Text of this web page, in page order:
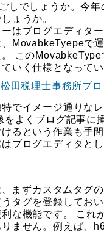
しでしょうか。今
ょうか。
はブログエディタ
MovabkeTyepeで
この
いく仕様となって
でイメージ通りな
をよくブログ記事に
るという作業も手
ブログエディタと
まずカスタムタグ
タグを登録してお
な機能です。 これ
ません。例えば、